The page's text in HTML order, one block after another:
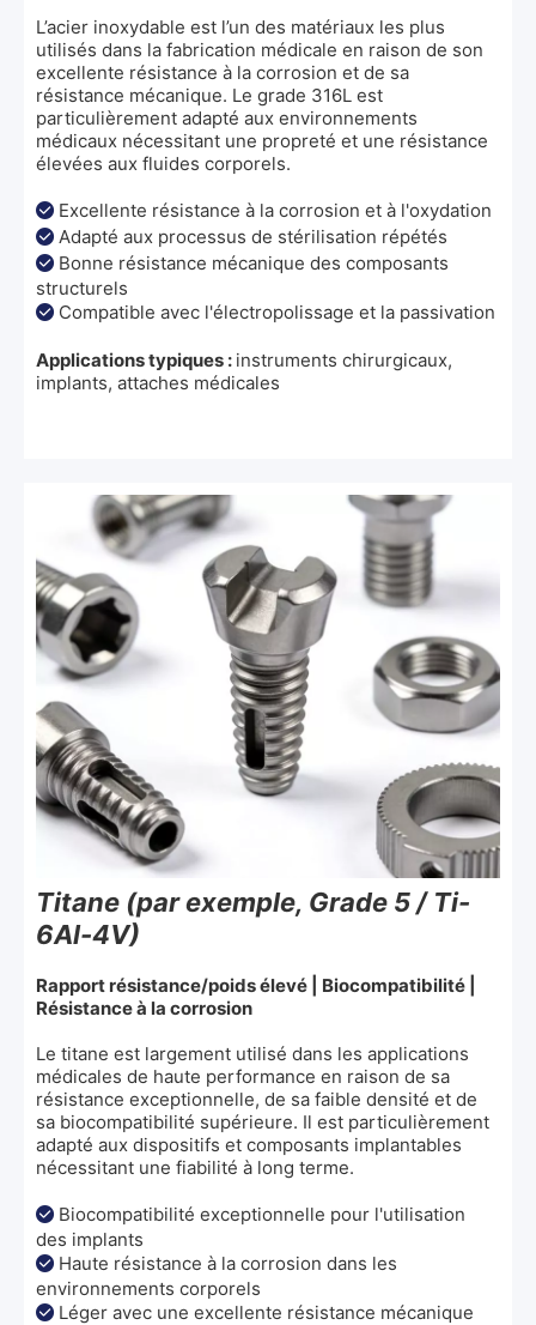
L’acier inoxydable est l’un des matériaux les plus
utilisés dans la fabrication médicale en raison de son
excellente résistance à la corrosion et de sa
résistance mécanique. Le grade 316L est
particulièrement adapté aux environnements
médicaux nécessitant une propreté et une résistance
élevées aux fluides corporels.
 Excellente résistance à la corrosion et à l'oxydation
 Adapté aux processus de stérilisation répétés
 Bonne résistance mécanique des composants
structurels
 Compatible avec l'électropolissage et la passivation
Applications typiques : instruments chirurgicaux,
implants, attaches médicales
Titane (par exemple, Grade 5 / Ti-
6Al-4V)
Rapport résistance/poids élevé | Biocompatibilité |
Résistance à la corrosion
Le titane est largement utilisé dans les applications
médicales de haute performance en raison de sa
résistance exceptionnelle, de sa faible densité et de
sa biocompatibilité supérieure. Il est particulièrement
adapté aux dispositifs et composants implantables
nécessitant une fiabilité à long terme.
 Biocompatibilité exceptionnelle pour l'utilisation
des implants
 Haute résistance à la corrosion dans les
environnements corporels
 Léger avec une excellente résistance mécanique